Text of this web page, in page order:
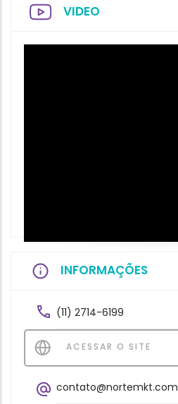
VIDEO
INFORMAÇÕES
(11) 2714-6199
ACESSAR O SITE
contato@nortemkt.com